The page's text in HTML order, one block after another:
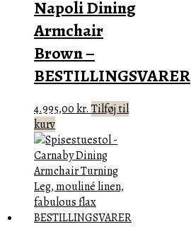
Napoli Dining
Armchair
Brown –
BESTILLINGSVARER
4.995,00kr. Tilføj til
kurv